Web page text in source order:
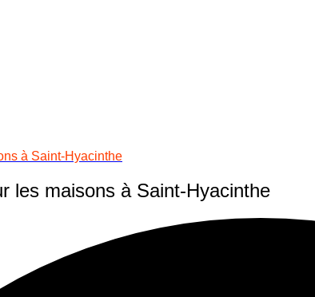
à Saint-Hyacinthe
les maisons à Saint-Hyacinthe